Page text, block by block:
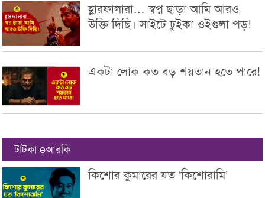
হ্লারফালারা… স্বপ্ন ছাড়া আমি আরও
উক্তি দিছি। সাইটে ঢুইকা ওইগুলা পড়!
একটা লোক কত বড় শয়তান হতে পারে!
টাটকা eআরকি
কিশোর কুমারের যত ‘কিশোরামি’